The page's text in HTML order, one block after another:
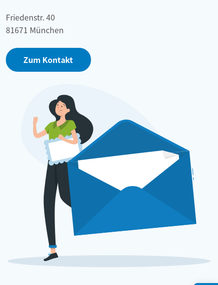
Friedenstr. 40
81671 München
Zum Kontakt